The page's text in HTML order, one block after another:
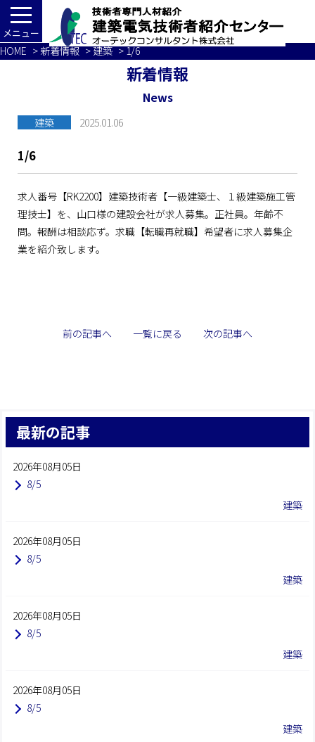
メニュー
HOME > 新着情報 >建築 > 1/6
新着情報
News
建築 2025.01.06
1/6
求人番号【RK2200】建築技術者【一級建築士、１級建築施工管
理技士】を、山口様の建設会社が求人募集。正社員。年齢不
問。報酬は相談応ず。求職【転職再就職】希望者に求人募集企
業を紹介致します。
前の記事へ 一覧に戻る 次の記事へ
最新の記事
2026年08月05日
8/5
建築
2026年08月05日
8/5
建築
2026年08月05日
8/5
建築
2026年08月05日
8/5
建築